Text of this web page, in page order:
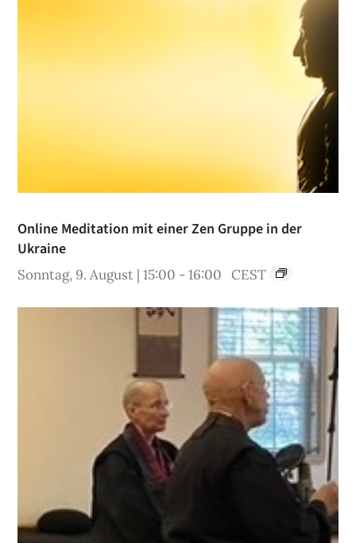
Online Meditation mit einer Zen Gruppe in der
Ukraine
Sonntag, 9. August | 15:00 -16:00 CEST